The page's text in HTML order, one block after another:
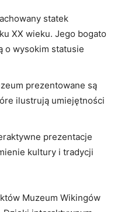
statek
XX wieku. Jego bogato
o wysokim statusie
prezentowane są
ilustrują umiejętności
prezentacje
kultury i tradycji
Muzeum Wikingów